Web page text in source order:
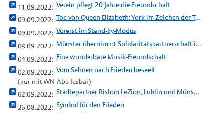
11.09.2022: Verein pflegt 20 Jahre die Freundschaft
09.09.2022:
Tod von Queen Elizabeth: York im Zeichen der Trauer
09.09.2022: Vorerst im Stand-by-Modus
08.09.2022:
Münster übernimmt Solidaritätspartnerschaft in der Ukraine
04.09.2022: Eine wunderbare Musik-Freundschaft
02.09.2022: Vom Sehnen nach Frieden beseelt
(nur mit WN-Abo lesbar)
02.09.2022:
Städtepartner Rishon LeZion, Lublin und Münster: Internationales Konzertprojekt begeisterte Publikum
26.08.2022: Symbol für den Frieden